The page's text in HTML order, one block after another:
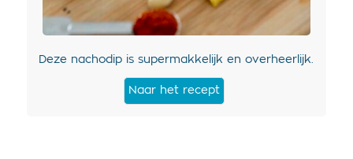
Deze nachodip is supermakkelijk en overheerlijk.
Naar het recept